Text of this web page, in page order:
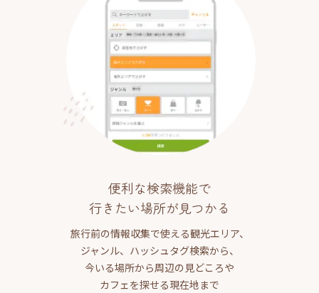
便利な検索機能で
行きたい場所が見つかる
旅行前の情報収集で使える観光エリア、
ジャンル、ハッシュタグ検索から、
今いる場所から周辺の見どころや
カフェを探せる現在地まで